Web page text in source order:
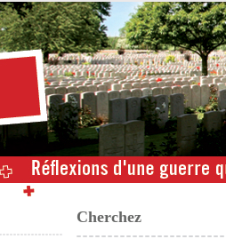
Cherchez